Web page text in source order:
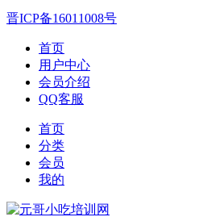
晋ICP备16011008号
首页
用户中心
会员介绍
QQ客服
首页
分类
会员
我的